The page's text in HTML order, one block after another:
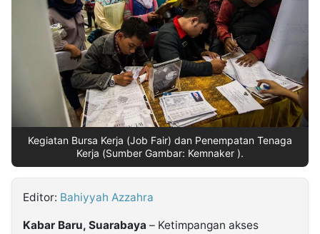
Dinamikapost.com
Seedbacklink
Kegiatan Bursa Kerja (Job Fair) dan Penempatan Tenaga
Kerja (Sumber Gambar: Kemnaker ).
Editor: Bahiyyah Azzahra
Kabar Baru, Suarabaya – Ketimpangan akses